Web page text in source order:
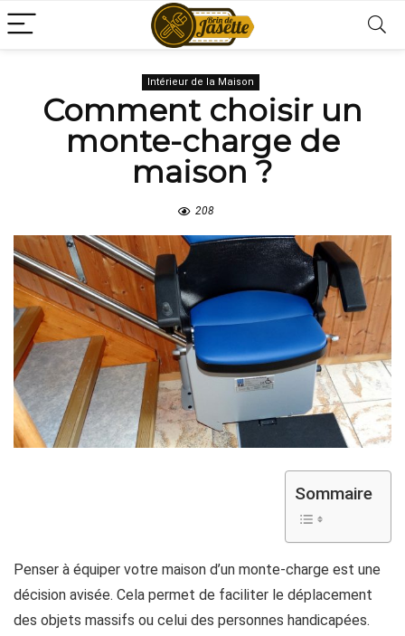
Intérieur de la Maison
Comment choisir un
monte-charge de
maison ?
208
Sommaire
Penser à équiper votre maison d’un monte-charge est une
décision avisée. Cela permet de faciliter le déplacement
des objets massifs ou celui des personnes handicapées.